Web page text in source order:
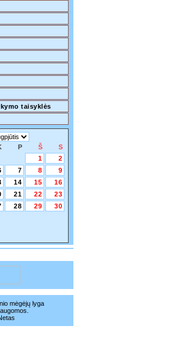
taisyklės
P Š
S
1
2
7 8
9
14 15
16
21 22
23
28 29
30
mėgėjų lyga